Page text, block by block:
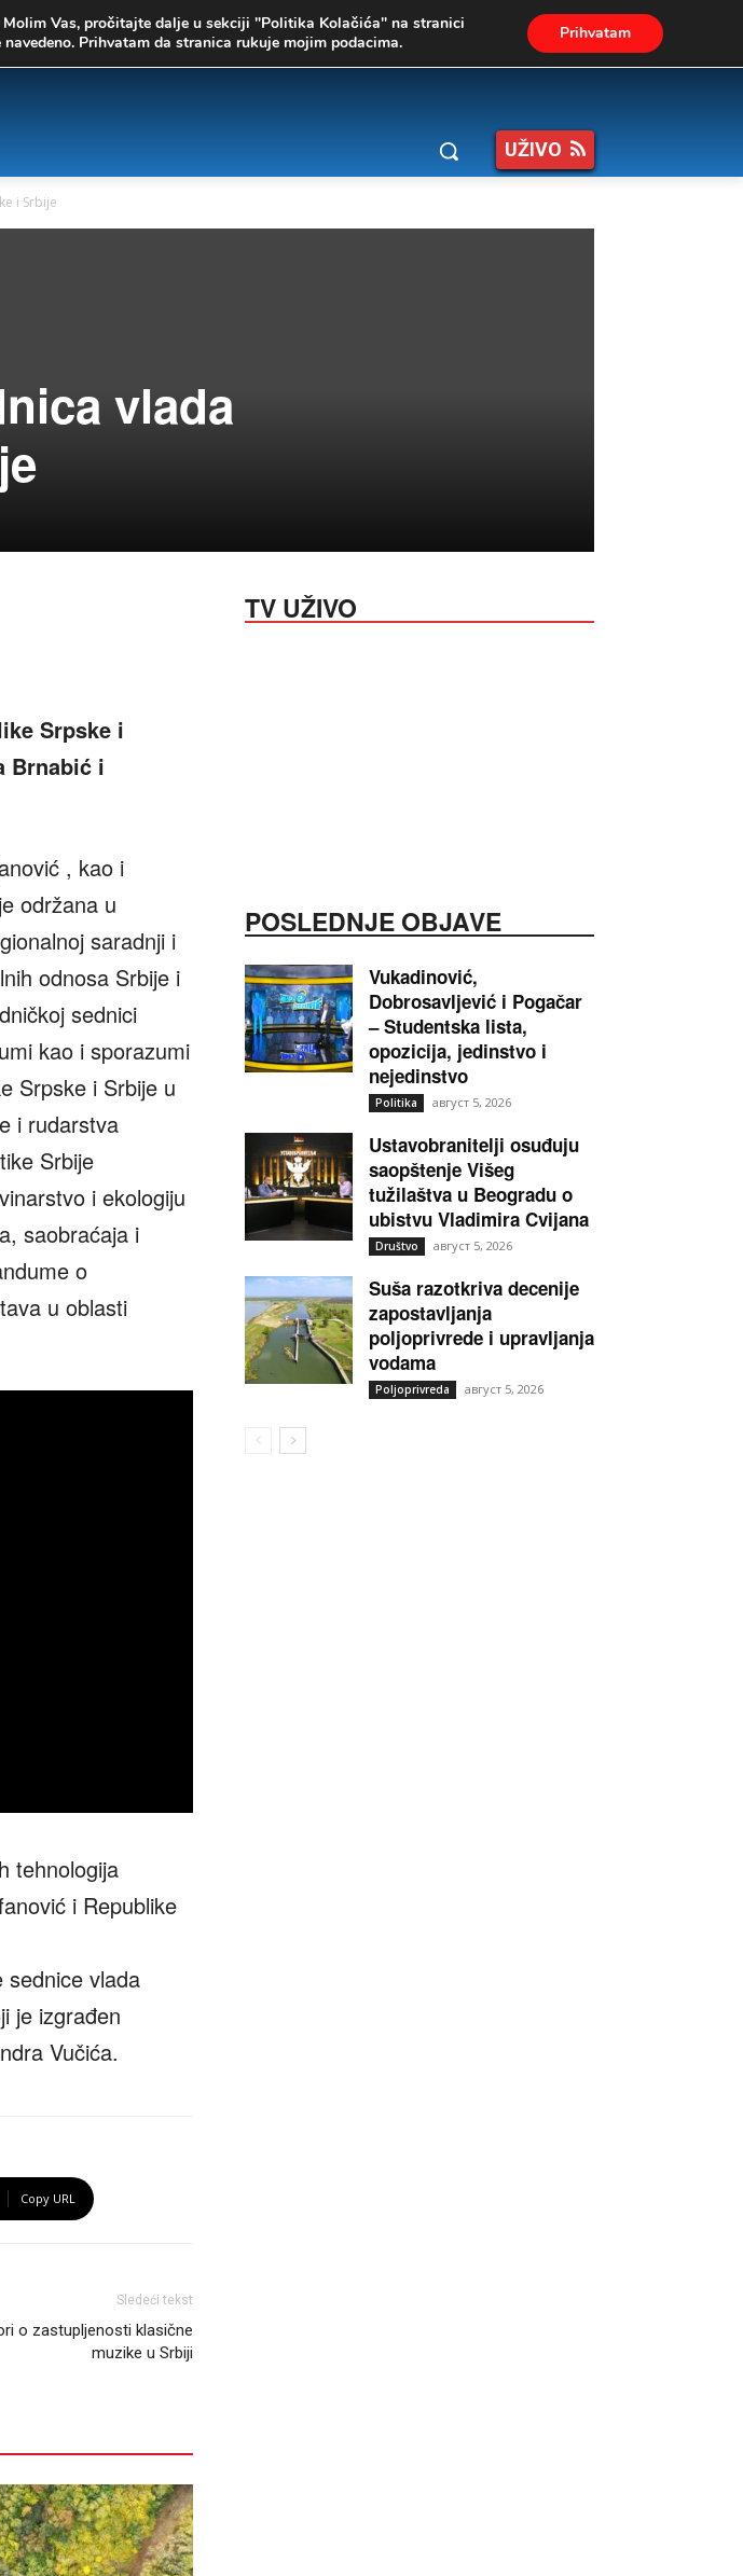
UŽIVO
i Srbije
vlada
Srpske i
Brnabić i
, kao i
održana u
saradnji i
odnosa Srbije i
sednici
kao i sporazumi
Srpske i Srbije u
i rudarstva
Srbije
i ekologiju
saobraćaja i
o
u oblasti
tehnologija
i Republike
sednice vlada
je izgrađen
Vučića.
Copy URL
Sledeći tekst
o zastupljenosti klasične
muzike u Srbiji
TV UŽIVO
POSLEDNJE OBJAVE
Vukadinović,
Dobrosavljević i Pogačar
– Studentska lista,
opozicija, jedinstvo i
nejedinstvo
Politika август 5, 2026
Ustavobranitelji osuđuju
saopštenje Višeg
tužilaštva u Beogradu o
ubistvu Vladimira Cvijana
Društvo август 5, 2026
Suša razotkriva decenije
zapostavljanja
poljoprivrede i upravljanja
vodama
Poljoprivreda август 5, 2026
Vas, pročitajte dalje u sekciji "Politika Kolačića" na stranici
Prihvatam da stranica rukuje mojim podacima. Prihvatam